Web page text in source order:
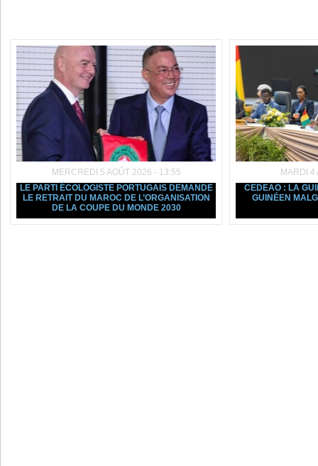
MERCREDI 5 AOÛT 2026 - 13:55
LE PARTI ÉCOLOGISTE PORTUGAIS DEMANDE
LE RETRAIT DU MAROC DE L’ORGANISATION
DE LA COUPE DU MONDE 2030
MARDI
CEDEAO : LA
GUINÉEN